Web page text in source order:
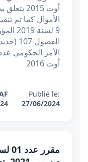
أوت
الأموال كما تم
أوت 2016
Publié le:
27/06/2024